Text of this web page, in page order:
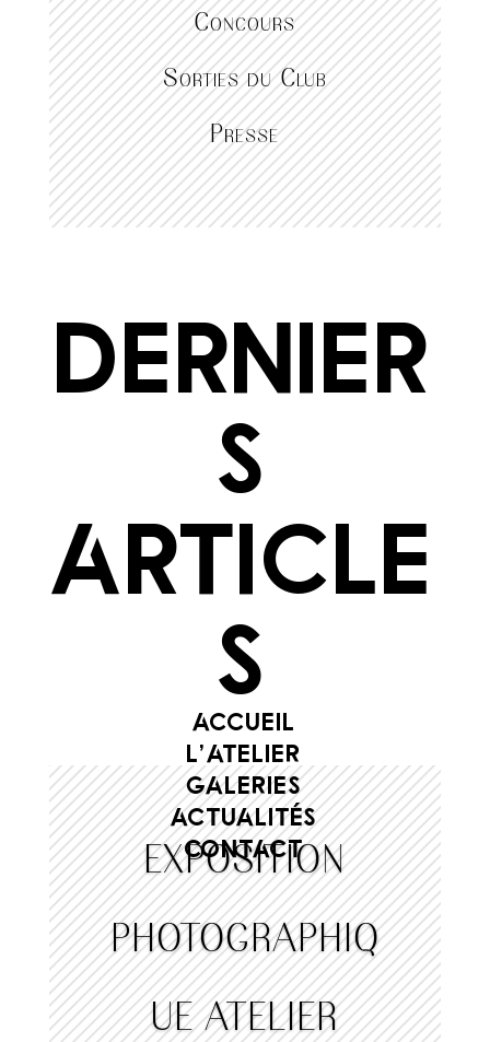
Concours
Sorties du Club
Presse
Dernier
s
article
s
EXPOSITION
PHOTOGRAPHIQ
UE ATELIER
ACCUEIL
L’ATELIER
GALERIES
ACTUALITÉS
CONTACT